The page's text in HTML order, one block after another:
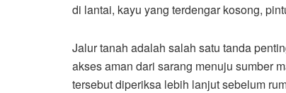
di lantai, kayu yang terdengar kosong,
Jalur tanah adalah salah satu tanda
akses aman dari sarang menuju sumber
tersebut diperiksa lebih lanjut sebelum